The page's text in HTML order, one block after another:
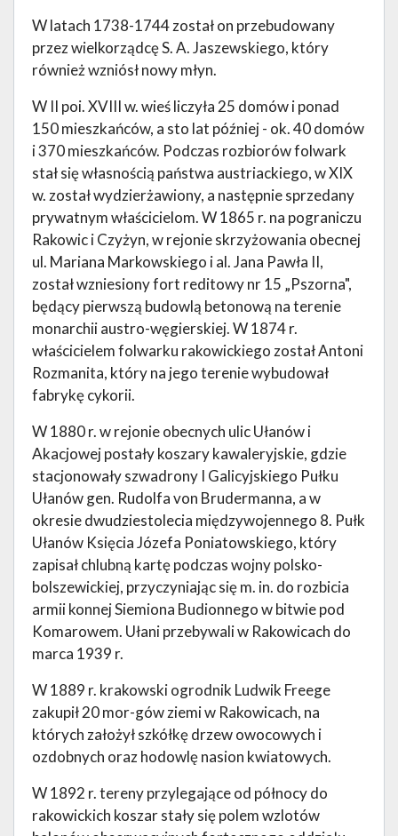
W latach 1738-1744 został on przebudowany
przez wielkorządcę S. A. Jaszewskiego, który
również wzniósł nowy młyn.
W II poi. XVIII w. wieś liczyła 25 domów i ponad
150 mieszkańców, a sto lat później - ok. 40 domów
i 370 mieszkańców. Podczas rozbiorów folwark
stał się własnością państwa austriackiego, w XIX
w. został wydzierżawiony, a następnie sprzedany
prywatnym właścicielom. W 1865 r. na pograniczu
Rakowic i Czyżyn, w rejonie skrzyżowania obecnej
ul. Mariana Markowskiego i al. Jana Pawła II,
został wzniesiony fort reditowy nr 15 „Pszorna",
będący pierwszą budowlą betonową na terenie
monarchii austro-węgierskiej. W 1874 r.
właścicielem folwarku rakowickiego został Antoni
Rozmanita, który na jego terenie wybudował
fabrykę cykorii.
W 1880 r. w rejonie obecnych ulic Ułanów i
Akacjowej postały koszary kawaleryjskie, gdzie
stacjonowały szwadrony I Galicyjskiego Pułku
Ułanów gen. Rudolfa von Brudermanna, a w
okresie dwudziestolecia międzywojennego 8. Pułk
Ułanów Księcia Józefa Poniatowskiego, który
zapisał chlubną kartę podczas wojny polsko-
bolszewickiej, przyczyniając się m. in. do rozbicia
armii konnej Siemiona Budionnego w bitwie pod
Komarowem. Ułani przebywali w Rakowicach do
marca 1939 r.
W 1889 r. krakowski ogrodnik Ludwik Freege
zakupił 20 mor-gów ziemi w Rakowicach, na
których założył szkółkę drzew owocowych i
ozdobnych oraz hodowlę nasion kwiatowych.
W 1892 r. tereny przylegające od północy do
rakowickich koszar stały się polem wzlotów